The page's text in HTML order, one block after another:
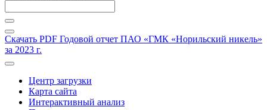
Скачать PDF Годовой отчет ПАО «ГМК «Норильский никель»
за 2023 г.
Центр загрузки
Карта сайта
Интерактивный анализ